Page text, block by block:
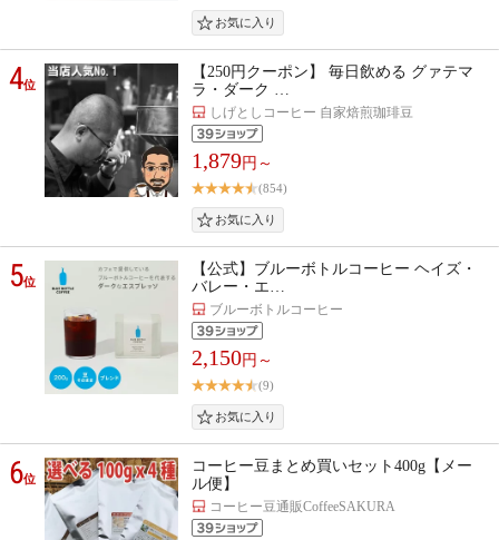
4位
【250円クーポン】 毎日飲める グァテマ
ラ・ダーク …
しげとしコーヒー 自家焙煎珈琲豆
1,879円～
(854)
5位
【公式】ブルーボトルコーヒー ヘイズ・
バレー・エ…
ブルーボトルコーヒー
2,150円～
(9)
6位
コーヒー豆まとめ買いセット400g【メー
ル便】
コーヒー豆通販CoffeeSAKURA